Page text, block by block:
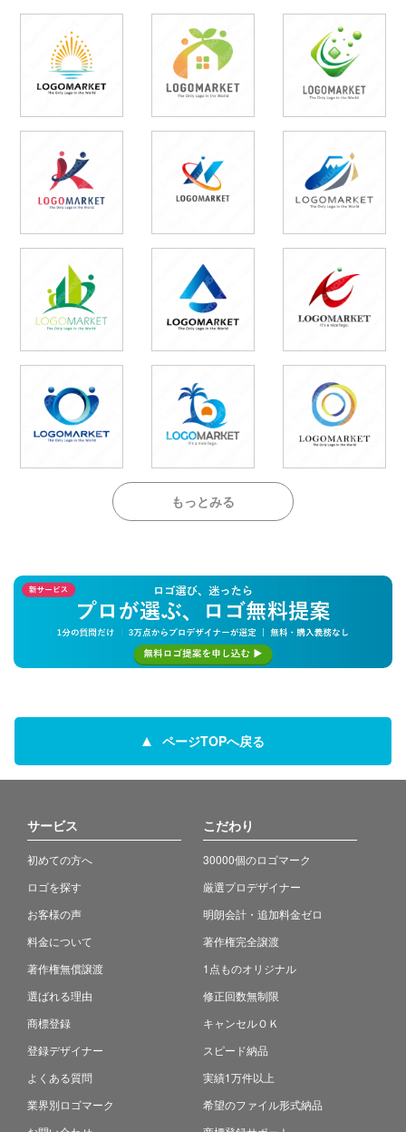
もっとみる
ページTOPへ戻る
サービス
初めての方へ
ロゴを探す
お客様の声
料金について
著作権無償譲渡
選ばれる理由
商標登録
登録デザイナー
よくある質問
業界別ロゴマーク
こだわり
30000個のロゴマーク
厳選プロデザイナー
明朗会計・追加料金ゼロ
著作権完全譲渡
1点ものオリジナル
修正回数無制限
キャンセルＯＫ
スピード納品
実績1万件以上
希望のファイル形式納品